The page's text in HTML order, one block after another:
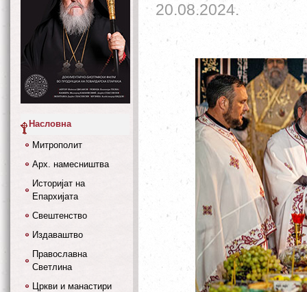
20.08.2024.
Насловна
Митрополит
Арх. намесништва
Историјат на
Епархијата
Свештенство
Издаваштво
Православна
Светлина
Цркви и манастири